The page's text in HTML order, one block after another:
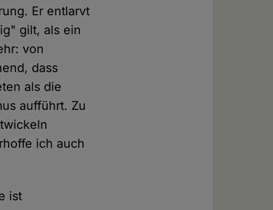
Er entlarvt
gilt, als ein
von
dass
als die
aufführt. Zu
ich auch
ist